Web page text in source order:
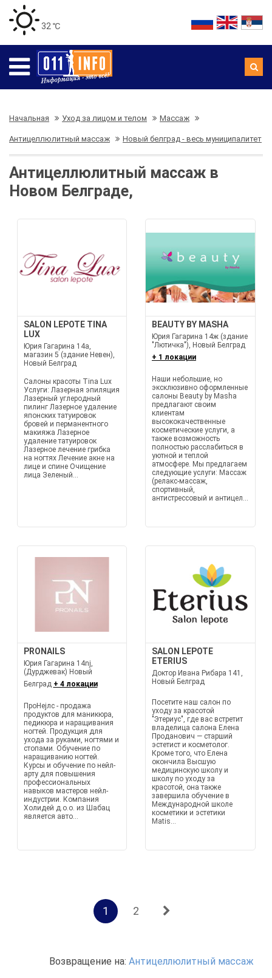
32 ℃
Начальная Уход за лицом и телом Массаж
Антицеллюлитный массаж Новый белград - весь муниципалитет
Антицеллюлитный массаж в
Новом Белграде,
SALON LEPOTE TINA
LUX
Юрия Гагарина 14а,
магазин 5 (здание Невен),
Новый Белград
Салоны красоты Tina Lux
Услуги: Лазерная эпиляция
Лазерный углеродный
пилинг Лазерное удаление
японских татуировок
бровей и перманентного
макияжа Лазерное
удаление татуировок
Лазерное лечение грибка
на ногтях Лечение акне на
лице и спине Очищение
лица Зеленый...
BEAUTY BY MASHA
Юрия Гагарина 14ж (здание
"Лютичка"), Новый Белград
+ 1 локации
Наши небольшие, но
эксклюзивно оформленные
салоны Beauty by Masha
предлагают своим
клиентам
высококачественные
косметические услуги, а
также возможность
полностью расслабиться в
уютной и теплой
атмосфере. Мы предлагаем
следующие услуги: Массаж
(релакс-массаж,
спортивный,
антистрессовый и антицел...
PRONAILS
Юрия Гагарина 14nj,
(Дурджевак) Новый
Белград + 4 локации
ПроНејлс - продажа
продуктов для маникюра,
педикюра и наращивания
ногтей. Продукция для
ухода за руками, ногтями и
стопами. Обучение по
наращиванию ногтей.
Курсы и обучение по нейл-
арту для повышения
профессиональных
навыков мастеров нейл-
индустрии. Компания
Холидей д.о.о. из Шабац
является авто...
SALON LEPOTE
ETERIUS
Доктор Ивана Рибара 141,
Новый Белград
Посетите наш салон по
уходу за красотой
"Этериус", где вас встретит
владелица салона Елена
Проданович — старший
эстетист и косметолог.
Кроме того, что Елена
окончила Высшую
медицинскую школу и
школу по уходу за
красотой, она также
завершила обучение в
Международной школе
косметики и эстетики
Matis...
1 2
Возвращение на: Антицеллюлитный массаж